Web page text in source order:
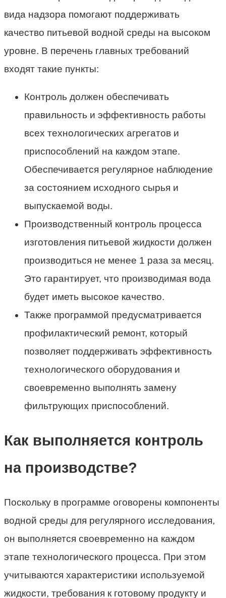
вида надзора помогают поддерживать
качество питьевой водной среды на высоком
уровне. В перечень главных требований
входят такие пункты:
Контроль должен обеспечивать
правильность и эффективность работы
всех технологических агрегатов и
приспособлений на каждом этапе.
Обеспечивается регулярное наблюдение
за состоянием исходного сырья и
выпускаемой воды.
Производственный контроль процесса
изготовления питьевой жидкости должен
производиться не менее 1 раза за месяц.
Это гарантирует, что производимая вода
будет иметь высокое качество.
Также программой предусматривается
профилактический ремонт, который
позволяет поддерживать эффективность
технологического оборудования и
своевременно выполнять замену
фильтрующих приспособлений.
Как выполняется контроль
на производстве?
Поскольку в программе оговорены компоненты
водной среды для регулярного исследования,
он выполняется своевременно на каждом
этапе технологического процесса. При этом
учитываются характеристики используемой
жидкости, требования к готовому продукту и